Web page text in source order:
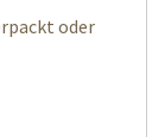
oder